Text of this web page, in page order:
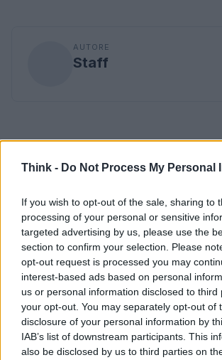
Think - Do Not Process My Personal
If you wish to opt-out of the sale, sharing to
processing of your personal or sensitive
targeted advertising by us, please use the
section to confirm your selection. Please
opt-out request is processed you may
interest-based ads based on personal
us or personal information disclosed to third
your opt-out. You may separately opt-out of
disclosure of your personal information by
IAB’s list of downstream participants. This
also be disclosed by us to third parties on
AUTORE
Staff